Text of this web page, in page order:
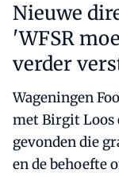
Nieuwe
'WFSR
verder
Wageningen
met Birgit Loos
gevonden die
en de behoefte